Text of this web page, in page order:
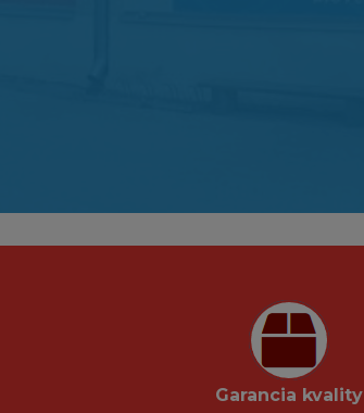
Garancia kvality